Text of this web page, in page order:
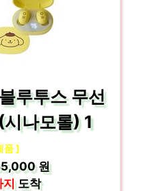
루투스 무선
나모롤) 1
품 ]
원
지도착